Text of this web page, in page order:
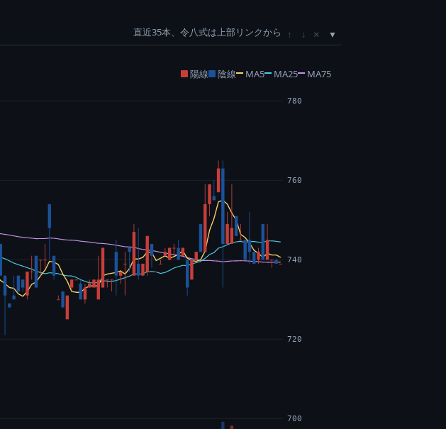
直近35本、令八式は上部リンクから ↑ ↓ ×
陽線 陰線 MA5 MA25 MA75
700
720
740
760
780